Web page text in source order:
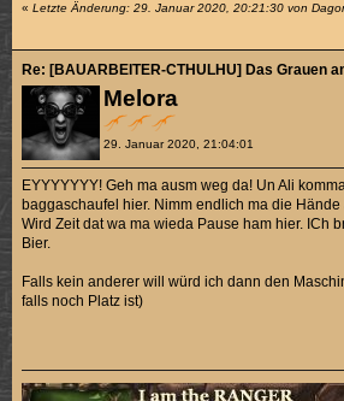
«Letzte Änderung: 29. Januar 2020, 20:21:30 von
Melora
29. Januar 2020, 21:04:01
Re: [BAUARBEITER-CTHULHU] Das Grauen
EYYYYYYY! Geh ma ausm weg da! Un Ali
baggaschaufel hier. Nimm endlich ma die Hände
Wird Zeit dat wa ma wieda Pause ham hier. ICh
Bier.
Falls kein anderer will würd ich dann den
falls noch Platz ist)